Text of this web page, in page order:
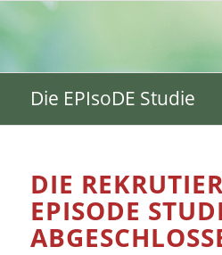
Die EPIsoDE Studie
DIE
EPISODE